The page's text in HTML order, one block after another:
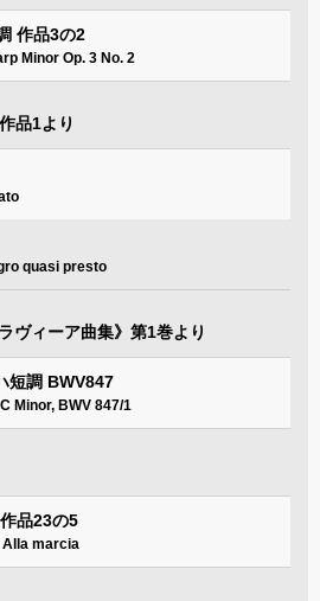
作品3の2
Minor Op. 3 No. 2
品1より
quasi presto
ヴィーア曲集》第1巻より
短調 BWV847
Minor, BWV 847/1
品23の5
Alla marcia